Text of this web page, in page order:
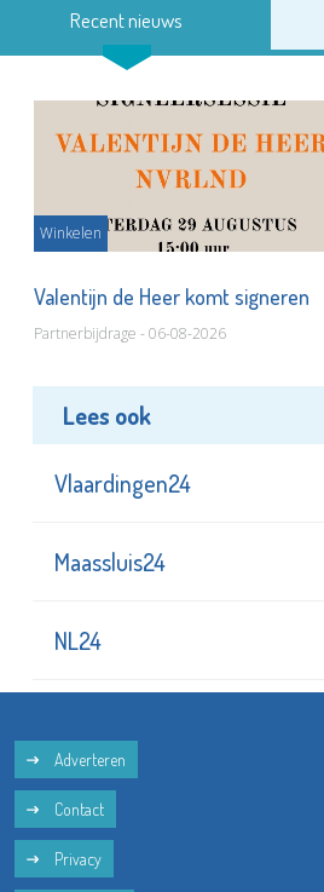
Recent nieuws
Winkelen
Valentijn de Heer komt signeren
Partnerbijdrage - 06-08-2026
Lees ook
Vlaardingen24
Maassluis24
NL24
Adverteren
Contact
Privacy